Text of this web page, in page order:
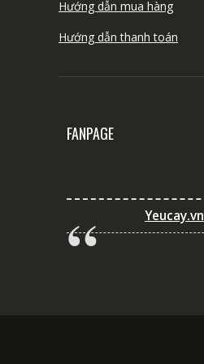
Hướng dẫn mua hàng
Hướng dẫn thanh toán
FANPAGE
Yeucay.vn